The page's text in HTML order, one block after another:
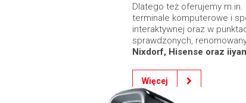
Dlatego też oferujemy
terminale komputerowe i
interaktywnej oraz w
sprawdzonych,
Nixdorf, Hisense oraz
Więcej